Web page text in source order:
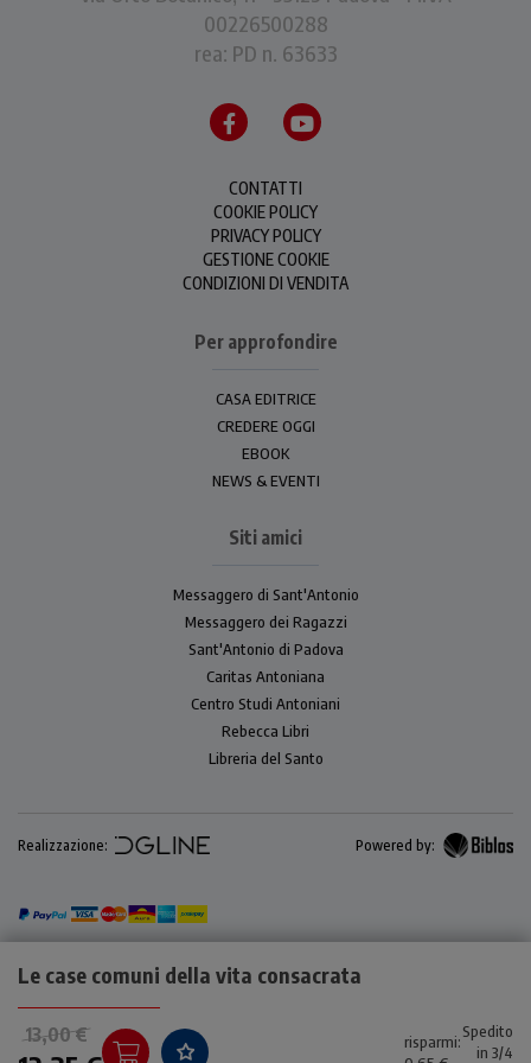
Le case comuni della vita consacrata
13,00 €
risparmi:
Spedito
in 3/4
00226500288
rea: PD n. 63633
CONTATTI
COOKIE POLICY
PRIVACY POLICY
GESTIONE COOKIE
CONDIZIONI DI VENDITA
Per approfondire
CASA EDITRICE
CREDERE OGGI
EBOOK
NEWS & EVENTI
Siti amici
Messaggero di Sant'Antonio
Messaggero dei Ragazzi
Sant'Antonio di Padova
Caritas Antoniana
Centro Studi Antoniani
Rebecca Libri
Libreria del Santo
Realizzazione: Powered by: